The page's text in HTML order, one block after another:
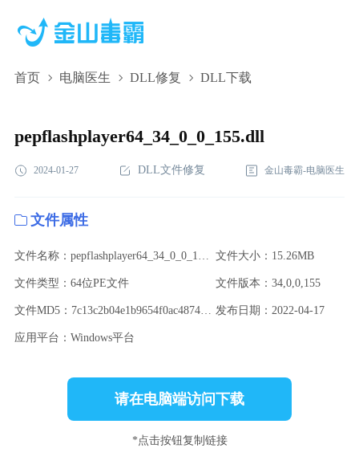
首页 电脑医生 DLL修复 DLL下载
pepflashplayer64_34_0_0_155.dll,pepflashplayer64_34_0_0_155.dll
pepflashplayer64_34_0_0_155.dll
2024-01-27 DLL文件修复 金山毒霸-电脑医生
文件属性
文件名称：pepflashplayer64_34_0_0_155.dll 文件大小：15.26MB
文件类型：64位PE文件 文件版本：34,0,0,155
文件MD5：7c13c2b04e1b9654f0ac487458278d55 发布日期：2022-04-17
应用平台：Windows平台
请在电脑端访问下载
*点击按钮复制链接